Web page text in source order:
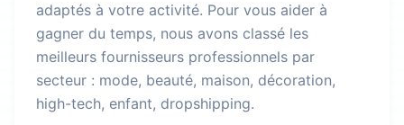
adaptés à votre activité. Pour vous aider à
gagner du temps, nous avons classé les
meilleurs fournisseurs professionnels par
secteur : mode, beauté, maison, décoration,
high-tech, enfant, dropshipping.